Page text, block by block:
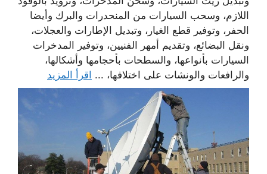
اللازم، وسحب السيارات من المنحدرات والبرك وأيضا
الحفر، وتوفير قطع الغيار، وتبديل الإطارات والعجلات،
ونقل البضائع، وتقديم أمهر الفنيين، وتوفير المدخرات
السيارات بأنواعها، والسطحات بأحجامها وأشكالها،
والرافعات والونشات على اختلافها، ... اقرأ المزيد